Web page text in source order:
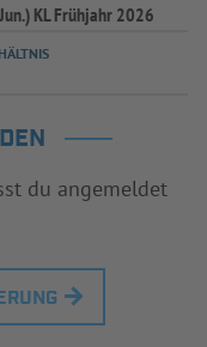
KL Frühjahr 2026
du angemeldet